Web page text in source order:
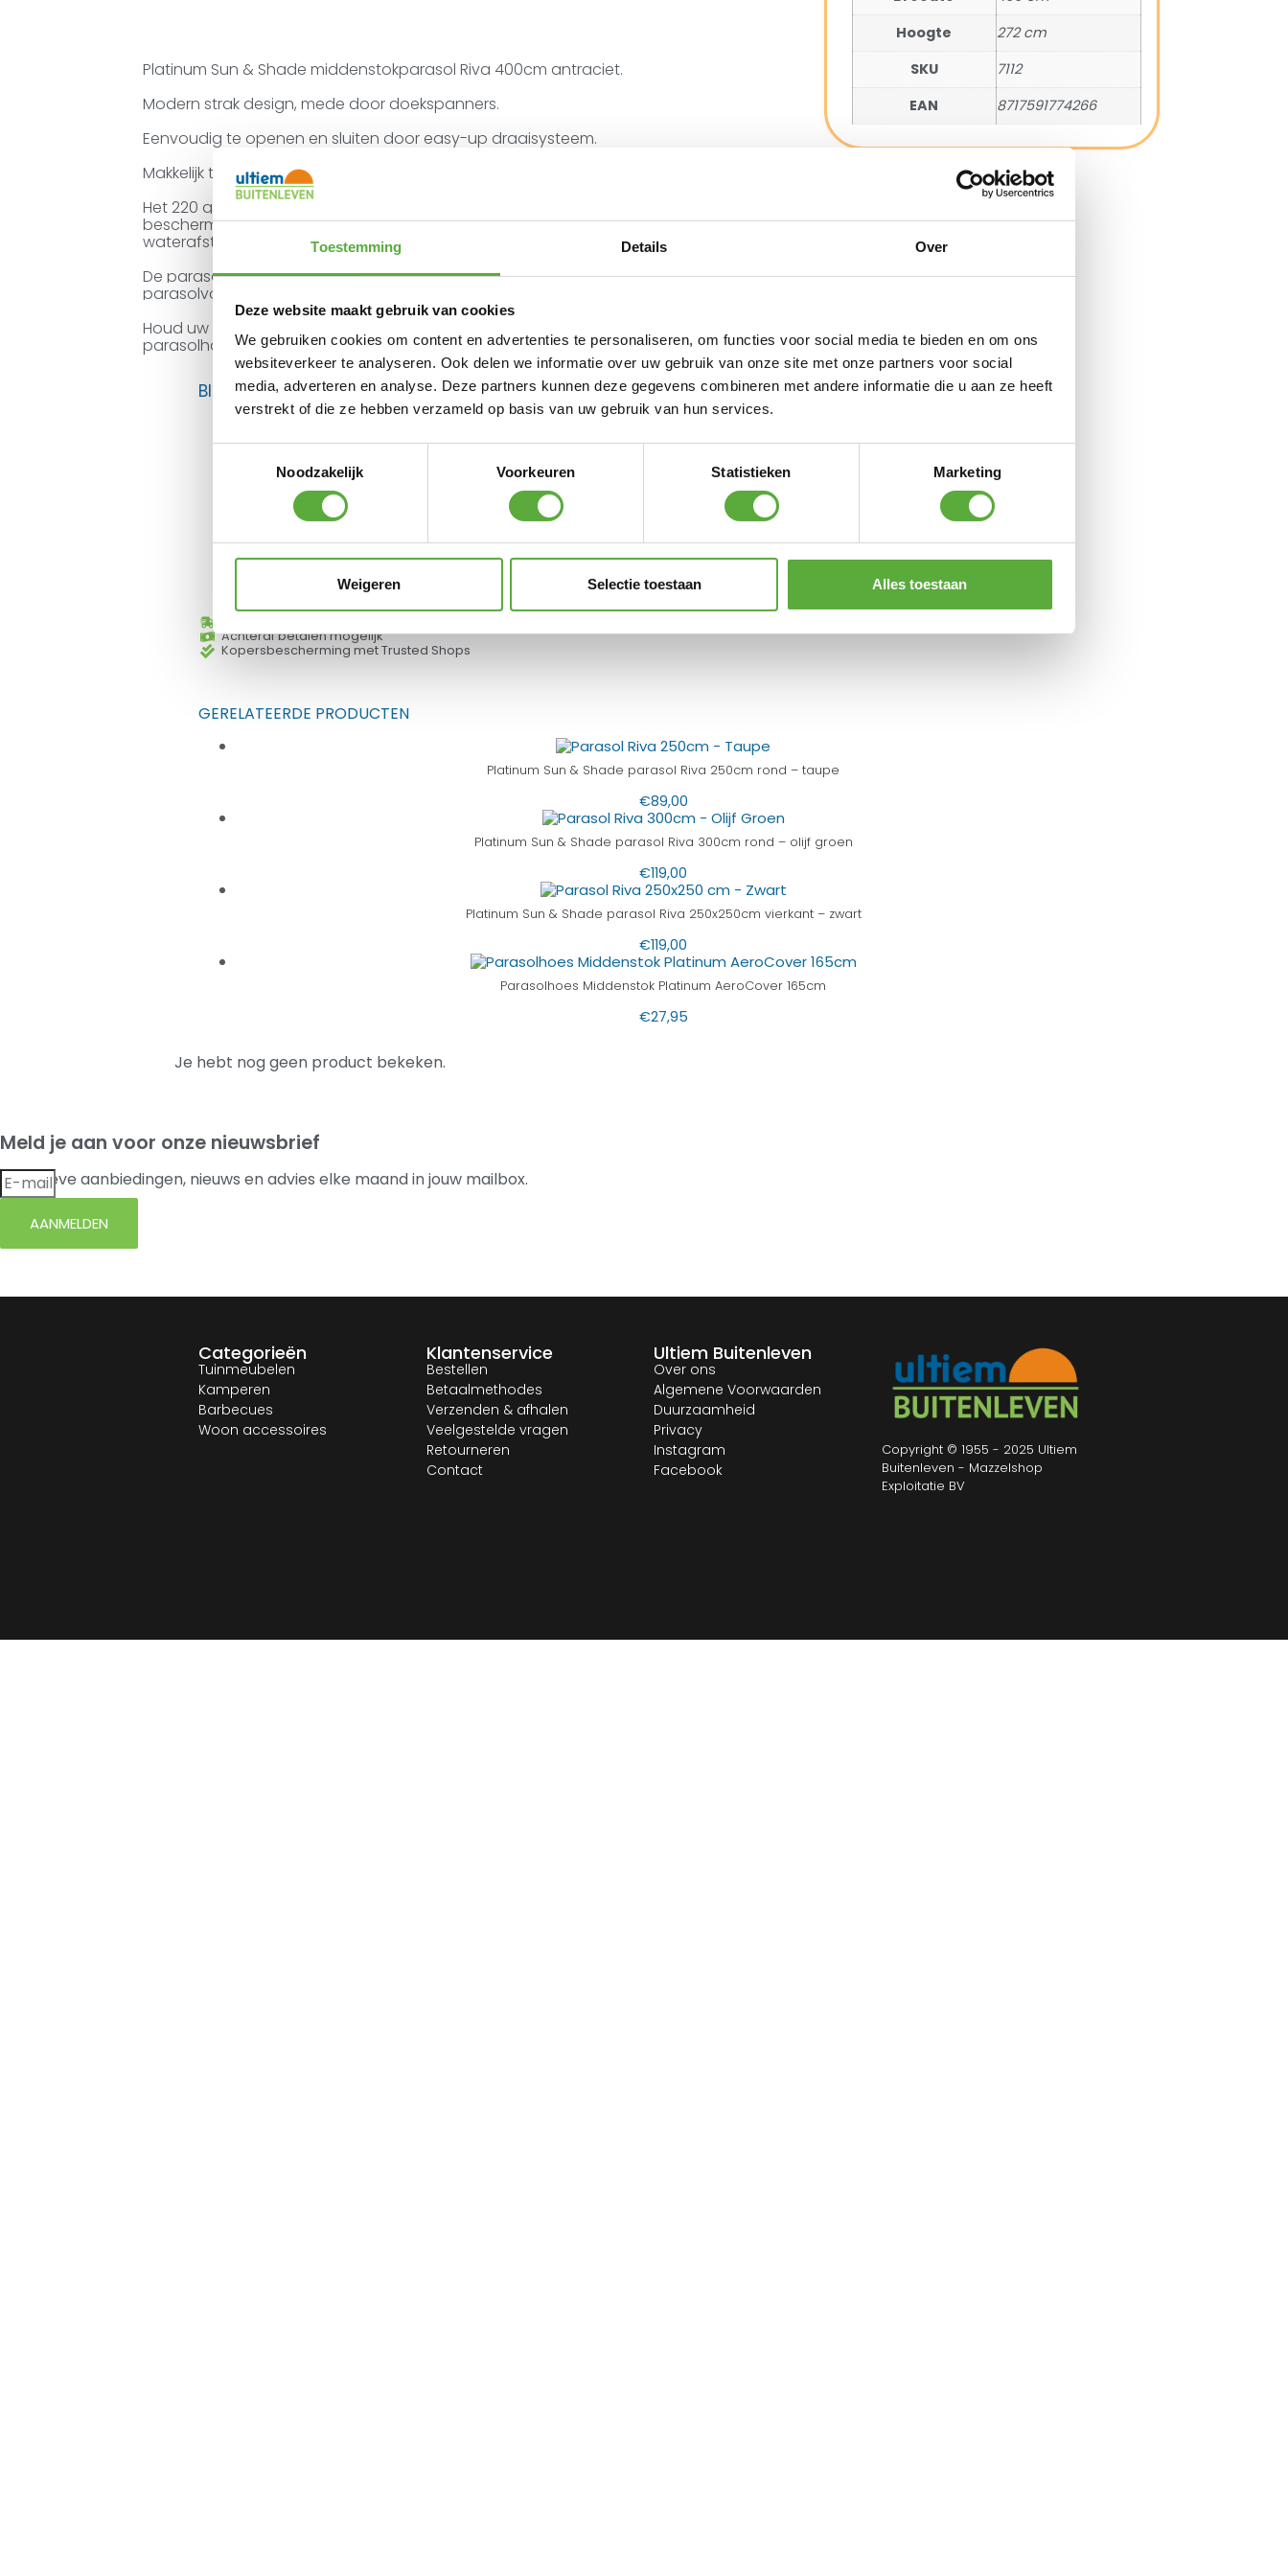
Toestemming Details Over
Deze website maakt gebruik van cookies
We gebruiken cookies om content en advertenties te personaliseren, om functies voor social media te bieden en om ons
websiteverkeer te analyseren. Ook delen we informatie over uw gebruik van onze site met onze partners voor social
media, adverteren en analyse. Deze partners kunnen deze gegevens combineren met andere informatie die u aan ze heeft
verstrekt of die ze hebben verzameld op basis van uw gebruik van hun services.
Noodzakelijk
Voorkeuren Statistieken Marketing
Weigeren Selectie toestaan Alles toestaan
Platinum Sun & Shade middenstokparasol Riva 400cm antraciet.
Modern strak design, mede door doekspanners.
Eenvoudig te openen en sluiten door easy-up draaisysteem.
Makkelijk te plaatsen, te verplaatsen om overal schaduw te kunnen creëren.
Het 220 grams polyester doek in de kleur antraciet blijft lang mooi en biedt een goede
bescherming tegen de zon; tot 96% UV protectie. Het doek is voorzien van
waterafstotende coating en doekspanners.
De parasol wordt zonder voet geleverd. Wij adviseren deze parasol op een 60kg
parasolvoet van Platinum Sun & Shade te plaatsen.
Houd uw parasol als nieuw en dek deze af met een AeroCover ademende
parasolhoes (art.nr. 7984 ) wanneer u deze langere tijd niet gebruikt.
Hoogte
272 cm
SKU
7112
EAN
8717591774266
BIJPASSENDE ACCESSOIRES EN ALTERNATIEVE PRODUCTEN
Parasolhoes Middenstok Platinum AeroCover 215×30/40cm
Achteraf betalen mogelijk
Kopersbescherming met Trusted Shops
GERELATEERDE PRODUCTEN
Platinum Sun & Shade parasol Riva 250cm rond – taupe
€89,00
Platinum Sun & Shade parasol Riva 300cm rond – olijf groen
€119,00
Platinum Sun & Shade parasol Riva 250x250cm vierkant – zwart
€119,00
Parasolhoes Middenstok Platinum AeroCover 165cm
€27,95
Je hebt nog geen product bekeken.
Meld je aan voor onze nieuwsbrief
Exclusieve aanbiedingen, nieuws en advies elke maand in jouw mailbox.
AANMELDEN
Categorieën
Tuinmeubelen
Kamperen
Barbecues
Woon accessoires
Klantenservice
Bestellen
Betaalmethodes
Verzenden & afhalen
Veelgestelde vragen
Retourneren
Contact
Ultiem Buitenleven
Over ons
Algemene Voorwaarden
Duurzaamheid
Privacy
Instagram
Facebook
Copyright © 1955 - 2025 Ultiem
Buitenleven - Mazzelshop
Exploitatie BV